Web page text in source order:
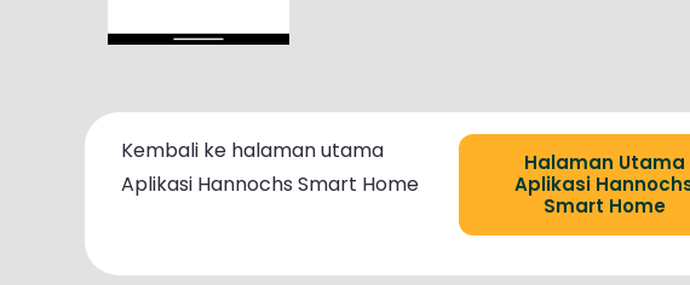
Kembali ke halaman utama
Aplikasi Hannochs Smart Home
Halaman Utama
Aplikasi
Smart Home